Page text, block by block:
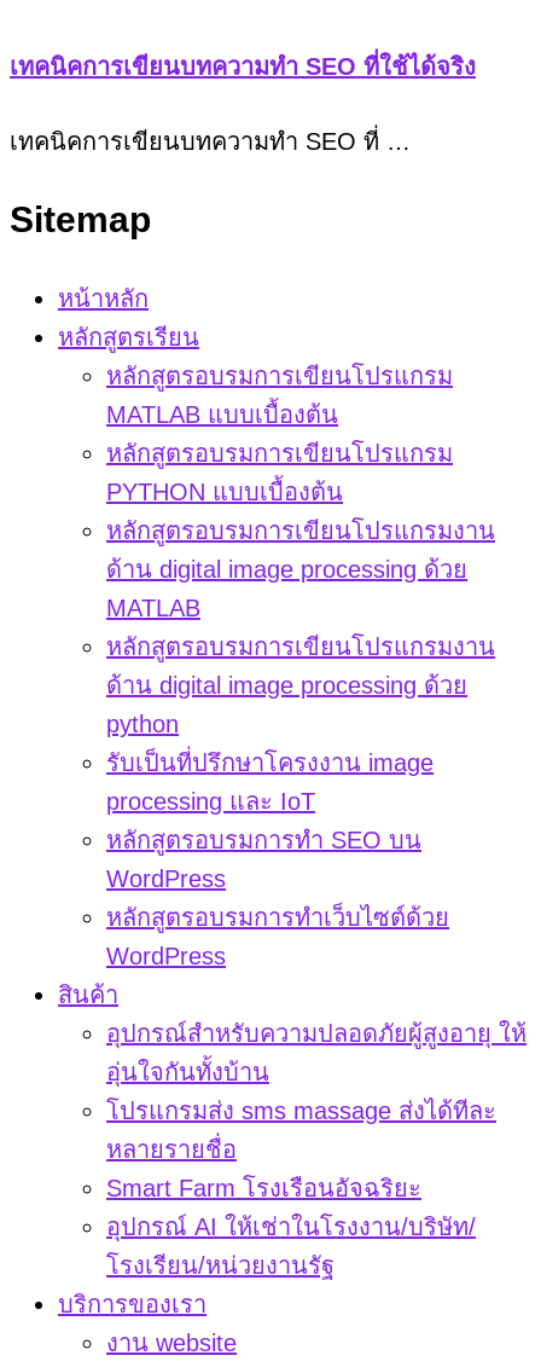
เทคนิคการเขียนบทความทำ SEO ที่ใช้ได้จริง
เทคนิคการเขียนบทความทำ SEO ที่ …
Sitemap
หน้าหลัก
หลักสูตรเรียน
หลักสูตรอบรมการเขียนโปรแกรม
MATLAB แบบเบื้องต้น
หลักสูตรอบรมการเขียนโปรแกรม
PYTHON แบบเบื้องต้น
หลักสูตรอบรมการเขียนโปรแกรมงาน
ด้าน digital image processing ด้วย
MATLAB
หลักสูตรอบรมการเขียนโปรแกรมงาน
ด้าน digital image processing ด้วย
python
รับเป็นที่ปรึกษาโครงงาน image
processing และ IoT
หลักสูตรอบรมการทำ SEO บน
WordPress
หลักสูตรอบรมการทำเว็บไซต์ด้วย
WordPress
สินค้า
อุปกรณ์สำหรับความปลอดภัยผู้สูงอายุ ให้
อุ่นใจกันทั้งบ้าน
โปรแกรมส่ง sms massage ส่งได้ทีละ
หลายรายชื่อ
Smart Farm โรงเรือนอัจฉริยะ
อุปกรณ์ AI ให้เช่าในโรงงาน/บริษัท/
โรงเรียน/หน่วยงานรัฐ
บริการของเรา
งาน website